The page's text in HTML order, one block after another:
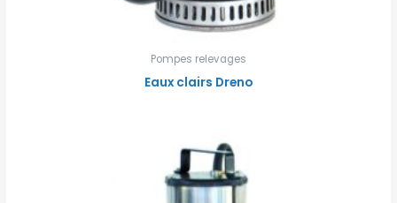
Pompes relevages
Eaux clairs Dreno